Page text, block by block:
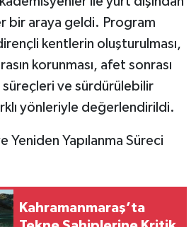
bir araya geldi. Program
kentlerin oluşturulması,
korunması, afet sonrası
süreçleri ve sürdürülebilir
yönleriyle değerlendirildi.
Yeniden Yapılanma Süreci
Kahramanmaraş’ta